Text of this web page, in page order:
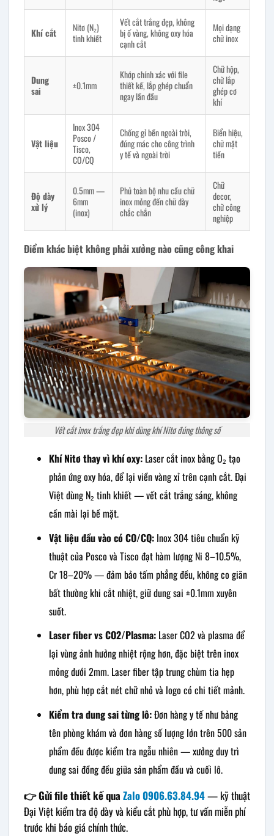
Khí cắt
Nitơ (N₂)
tinh khiết
Vết cắt trắng đẹp, không
bị ố vàng, không oxy hóa
cạnh cắt
Mọi dạng
chữ inox
Dung
sai
±0.1mm
Khớp chính xác với file
thiết kế, lắp ghép chuẩn
ngay lần đầu
Chữ hộp,
chữ lắp
ghép cơ
khí
Vật liệu
Inox 304
Posco /
Tisco,
CO/CQ
Chống gỉ bền ngoài trời,
đúng mác cho công trình
y tế và ngoài trời
Biển hiệu,
chữ mặt
tiền
Độ dày
xử lý
0.5mm —
6mm
(inox)
Phủ toàn bộ nhu cầu chữ
inox mỏng đến chữ dày
chắc chắn
Chữ
decor,
chữ công
nghiệp
Điểm khác biệt không phải xưởng nào cũng công khai
Vết cắt inox trắng đẹp khi dùng khí Nitơ đúng thông số
Khí Nitơ thay vì khí oxy:Laser cắt inox bằng O₂ tạo
phản ứng oxy hóa, để lại viền vàng xỉ trên cạnh cắt. Đại
Việt dùng N₂ tinh khiết — vết cắt trắng sáng, không
cần mài lại bề mặt.
Vật liệu đầu vào có CO/CQ:Inox 304 tiêu chuẩn kỹ
thuật của Posco và Tisco đạt hàm lượng Ni 8–10.5%,
Cr 18–20% — đảm bảo tấm phẳng đều, không co giãn
bất thường khi cắt nhiệt, giữ dung sai ±0.1mm xuyên
suốt.
Laser fiber vs CO2/Plasma:Laser CO2 và plasma để
lại vùng ảnh hưởng nhiệt rộng hơn, đặc biệt trên inox
mỏng dưới 2mm. Laser fiber tập trung chùm tia hẹp
hơn, phù hợp cắt nét chữ nhỏ và logo có chi tiết mảnh.
Kiểm tra dung sai từng lô:Đơn hàng y tế như bảng
tên phòng khám và đơn hàng số lượng lớn trên 500 sản
phẩm đều được kiểm tra ngẫu nhiên — xưởng duy trì
dung sai đồng đều giữa sản phẩm đầu và cuối lô.
👉 Gửi file thiết kế qua Zalo 0906.63.84.94— kỹ thuật
Đại Việt kiểm tra độ dày và kiểu cắt phù hợp, tư vấn miễn phí
trước khi báo giá chính thức.